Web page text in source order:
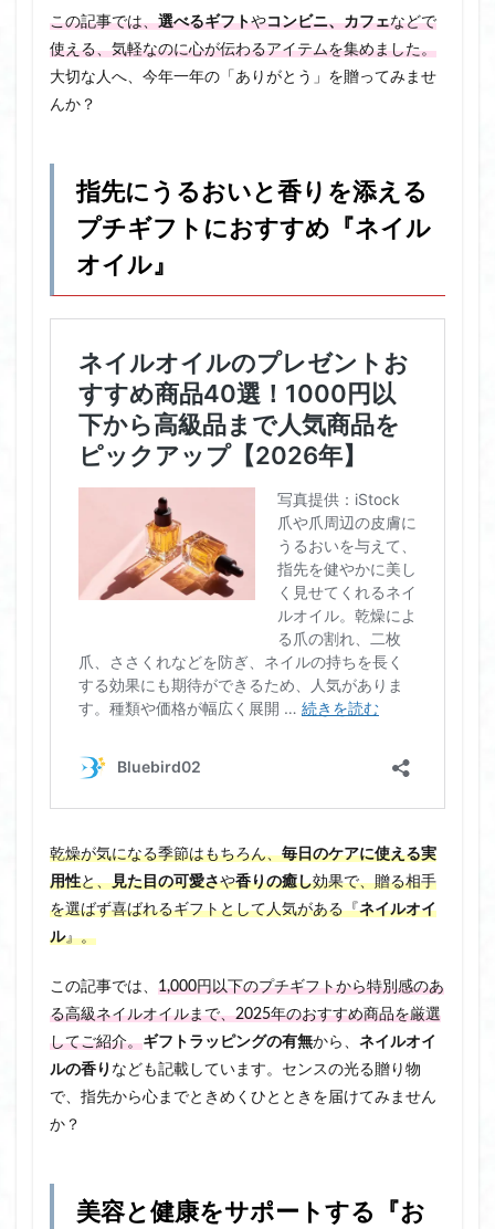
この記事では、選べるギフトやコンビニ、カフェなどで
使える、気軽なのに心が伝わるアイテムを集めました。
大切な人へ、今年一年の「ありがとう」を贈ってみませ
んか？
指先にうるおいと香りを添える
プチギフトにおすすめ『ネイル
オイル』
乾燥が気になる季節はもちろん、毎日のケアに使える実
用性と、見た目の可愛さや香りの癒し効果で、贈る相手
を選ばず喜ばれるギフトとして人気がある『ネイルオイ
ル』。
この記事では、 1,000円以下のプチギフトから特別感のあ
る高級ネイルオイルまで、2025年のおすすめ商品を厳選
してご紹介。ギフトラッピングの有無から、 ネイルオイ
ルの香り なども記載しています。センスの光る贈り物
で、指先から心までときめくひとときを届けてみません
か？
美容と健康をサポートする『お